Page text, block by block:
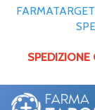
SPEDIZIONE